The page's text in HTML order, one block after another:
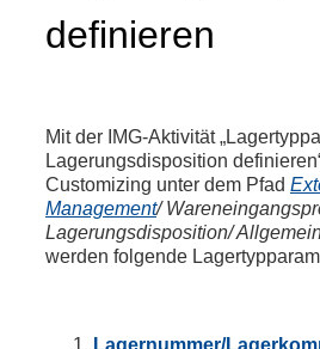
definieren
Mit der IMG-Aktivität
Lagerungsdisposition
Customizing unter dem Pfad
Management/
Lagerungsdisposition/
werden folgende
Lagernummer/